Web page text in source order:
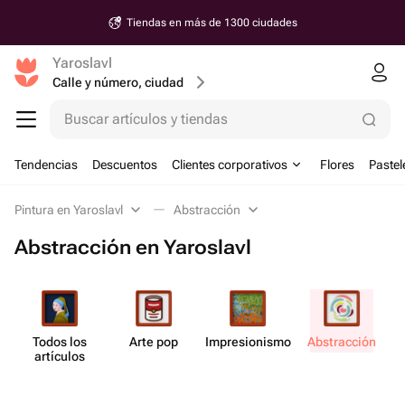
Tiendas en más de 1300 ciudades
Yaroslavl
Calle y número, ciudad
Buscar artículos y tiendas
Tendencias Descuentos Clientes corporativos Flores
Pintura en Yaroslavl Abstracción
Abstracción en Yaroslavl
Todos los
artículos
Arte pop Impresi​onismo Abstr​acción